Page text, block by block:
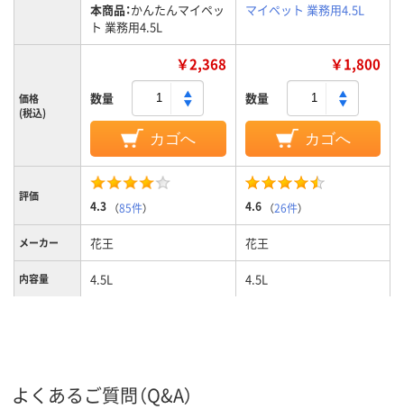
本商品：かんたんマイペッ
ト 業務用4.5L
マイペット 業務用4.5L
価格
(税込)
￥2,368
数量
カゴへ
￥1,800
数量
カゴへ
評価
4.3 （85件） 4.6 （26件）
メーカー 花王 花王
内容量 4.5L 4.5L
液性 弱アルカリ性
よくあるご質問（Q&A）